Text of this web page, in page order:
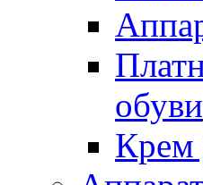
обуви
Крем